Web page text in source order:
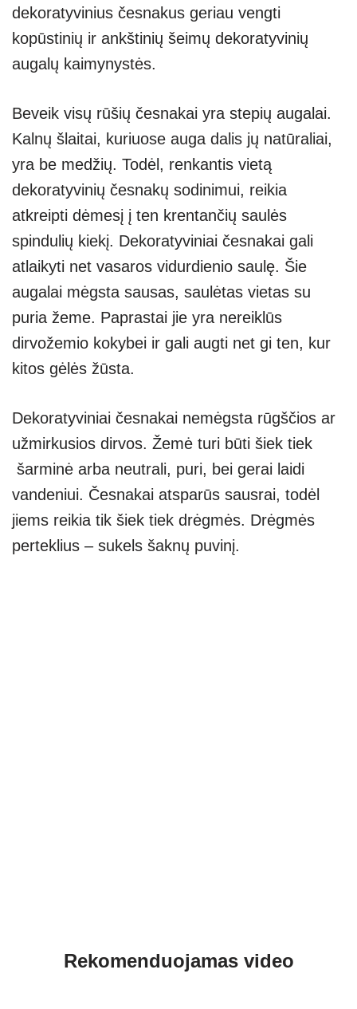
dekoratyvinius česnakus geriau vengti
kopūstinių ir ankštinių šeimų dekoratyvinių
augalų kaimynystės.
Beveik visų rūšių česnakai yra stepių augalai.
Kalnų šlaitai, kuriuose auga dalis jų natūraliai,
yra be medžių. Todėl, renkantis vietą
dekoratyvinių česnakų sodinimui, reikia
atkreipti dėmesį į ten krentančių saulės
spindulių kiekį. Dekoratyviniai česnakai gali
atlaikyti net vasaros vidurdienio saulę. Šie
augalai mėgsta sausas, saulėtas vietas su
puria žeme. Paprastai jie yra nereiklūs
dirvožemio kokybei ir gali augti net gi ten, kur
kitos gėlės žūsta.
Dekoratyviniai česnakai nemėgsta rūgščios ar
užmirkusios dirvos. Žemė turi būti šiek tiek
šarminė arba neutrali, puri, bei gerai laidi
vandeniui. Česnakai atsparūs sausrai, todėl
jiems reikia tik šiek tiek drėgmės. Drėgmės
perteklius – sukels šaknų puvinį.
Rekomenduojamas video